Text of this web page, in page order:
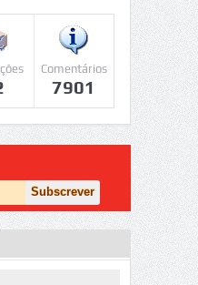
Comentários
7901